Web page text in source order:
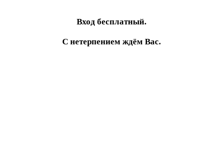
Вход бесплатный.
С нетерпением ждём Вас.